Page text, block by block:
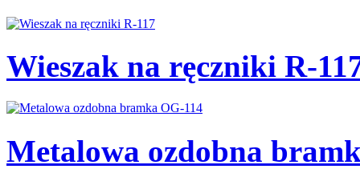
Wieszak na ręczniki R-
Metalowa ozdobna